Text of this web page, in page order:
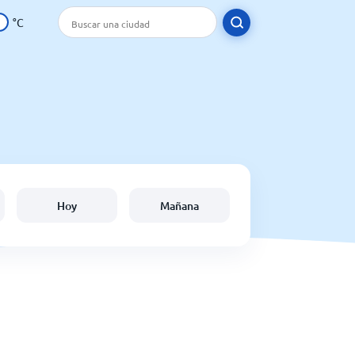
°C
Hoy Mañana